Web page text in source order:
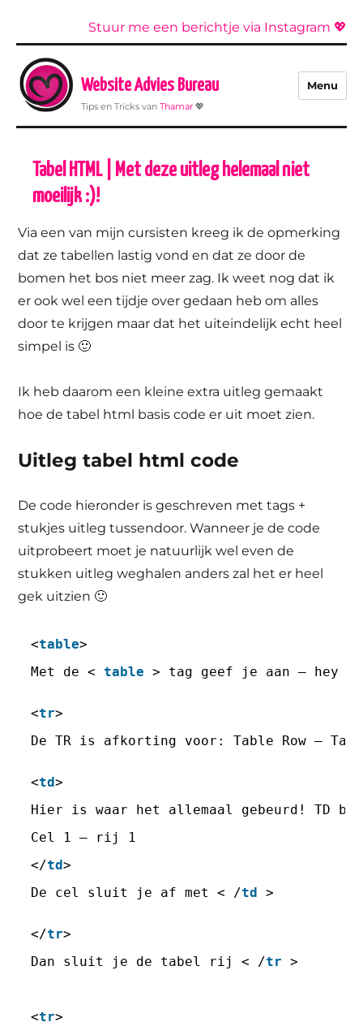
Stuur me een berichtje via Instagram 💖
Website Advies Bureau
Tips en Tricks vanThamar 💖
Menu
Tabel HTML | Met deze uitleg helemaal niet
moeilijk :)!
Via een van mijn cursisten kreeg ik de opmerking
dat ze tabellen lastig vond en dat ze door de
bomen het bos niet meer zag. Ik weet nog dat ik
er ook wel een tijdje over gedaan heb om alles
door te krijgen maar dat het uiteindelijk echt heel
simpel is 🙂
Ik heb daarom een kleine extra uitleg gemaakt
hoe de tabel html basis code er uit moet zien.
Uitleg tabel html code
De code hieronder is geschreven met tags +
stukjes uitleg tussendoor. Wanneer je de code
uitprobeert moet je natuurlijk wel even de
stukken uitleg weghalen anders zal het er heel
gek uitzien 🙂
<table>
Met de < table > tag geef je aan – hey
<tr>
De TR is afkorting voor: Table Row –
<td>
Hier is waar het allemaal gebeurd! TD
Cel 1 – rij 1
</td>
De cel sluit je af met < /td >
</tr>
Dan sluit je de tabel rij < /tr >
<tr>